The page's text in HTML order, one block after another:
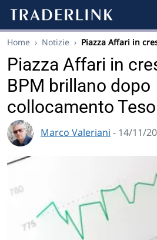
Home › Notizie › Piazza Affari in
Piazza Affari in
BPM brillano dopo
collocamento
Marco Valeriani - 14/11/